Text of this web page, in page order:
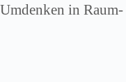
Umdenken in